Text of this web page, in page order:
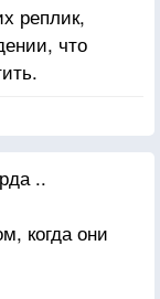
реплик,
что
..
когда они